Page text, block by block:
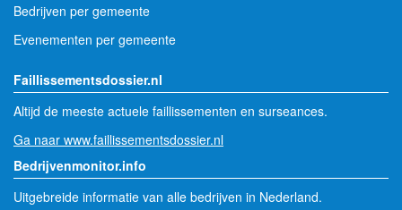
Bedrijven per gemeente
Evenementen per gemeente
Faillissementsdossier.nl
Altijd de meeste actuele faillissementen en surseances.
Ga naar www.faillissementsdossier.nl
Bedrijvenmonitor.info
Uitgebreide informatie van alle bedrijven in Nederland.